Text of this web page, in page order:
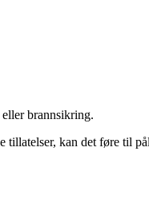
brannsikring.
tillatelser, kan det føre til